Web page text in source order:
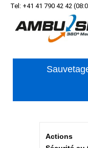
Tel: +41 41 790 42 42
Actions